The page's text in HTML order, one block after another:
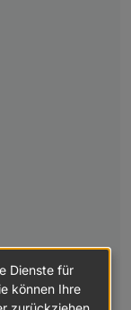
Dienste für
können Ihre